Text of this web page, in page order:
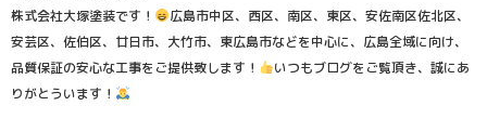
株式会社大塚塗装です！
広島市中区、西区、南区、東区、安佐南区佐北区、
安芸区、佐伯区、廿日市、大竹市、東広島市などを中心に、広島全域に向け、
品質保証の安心な工事をご提供致します！
いつもブログをご覧頂き、誠にあ
りがとういます！